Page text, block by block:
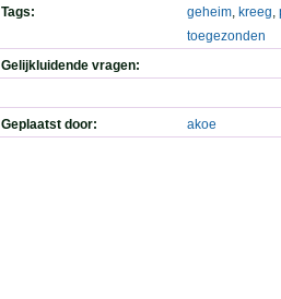
Tags:
geheim, kreeg,
toegezonden
Gelijkluidende vragen:
Geplaatst door: akoe